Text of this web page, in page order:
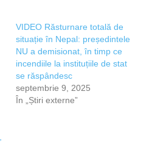
VIDEO Răsturnare totală de
situație în Nepal: președintele
NU a demisionat, în timp ce
incendiile la instituțiile de stat
se răspândesc
septembrie 9, 2025
În „Știri externe”